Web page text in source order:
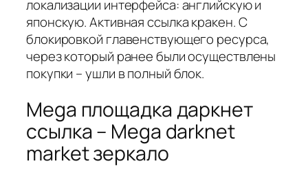
локализации интерфейса: английскую и
японскую. Активная ссылка кракен. С
блокировкой главенствующего ресурса,
через который ранее были осуществлены
покупки – ушли в полный блок.
Mega площадка даркнет
ссылка – Mega darknet
market зеркало